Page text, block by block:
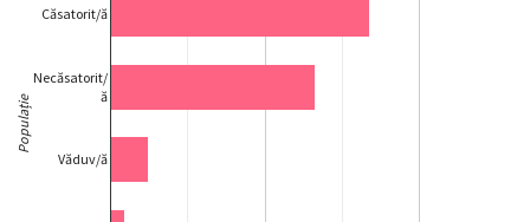
Căsatorit/ă
Necăsatorit/
ă
Văduv/ă
Populație